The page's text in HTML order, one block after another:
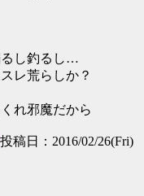
るし釣るし…
レ荒らしか？
れ邪魔だから
投稿日：2016/02/26(Fri)